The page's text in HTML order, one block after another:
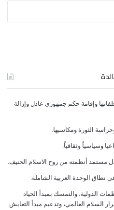
ﻭﺇﻗﺎﻣﺔ ﺣﻜﻢ ﺟﻤﻬﻮﺭﻱ ﻋﺎﺩﻝ ﻭﺇﺯﺍﻟﺔ
ﺍﻟﺜﻮﺭﺓ ﻭﻣﻜﺎﺳﺒﻬﺎ.
ﻭﺳﻴﺎﺳﻴﺎً ﻭﺛﻘﺎﻓﻴﺎً.
ﻣﺴﺘﻤﺪ ﺃﻧﻈﻤﺘﻪ ﻣﻦ ﺭﻭﺡ ﺍﻻﺳﻼﻡ ﺍﻟﺤﻨﻴﻒ.
ﻧﻄﺎﻕ ﺍﻟﻮﺣﺪﺓ ﺍﻟﻌﺮﺑﻴﺔ ﺍﻟﺸﺎﻣﻠﺔ.
ﺍﻟﺪﻭﻟﻴﺔ، ﻭﺍﻟﺘﻤﺴﻚ ﺑﻤﺒﺪﺃ ﺍﻟﺤﻴﺎﺩ
ﺍﻟﺴﻼﻡ ﺍﻟﻌﺎﻟﻤﻲ، ﻭﺗﺪﻋﻴﻢ ﻣﺒﺪﺃ ﺍﻟﺘﻌﺎﻳﺶ